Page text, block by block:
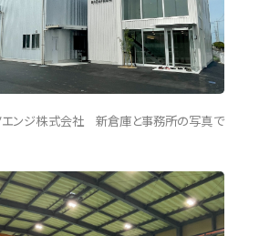
エンジ株式会社 新倉庫と事務所の写真で